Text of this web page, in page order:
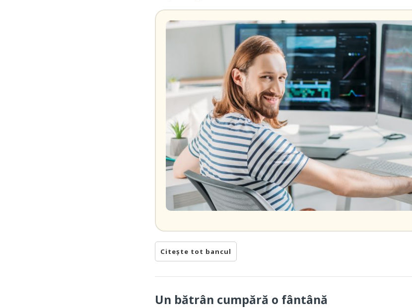
Citește tot bancul
Un bătrân cumpără o fântână